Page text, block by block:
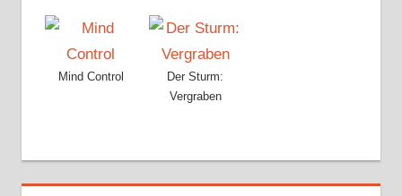
Mind Control
Der Sturm:
Vergraben